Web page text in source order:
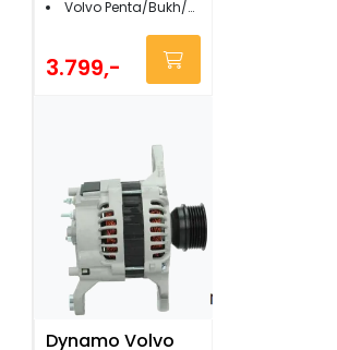
Volvo Penta/Bukh/Nanni/Sabb m.fl.
3.799,-
Dynamo Volvo